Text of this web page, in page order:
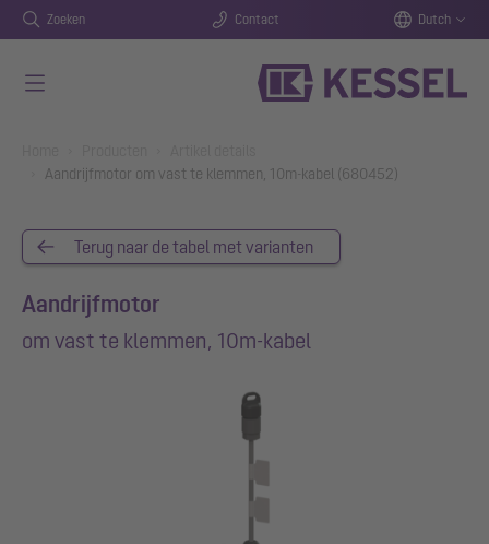
Zoeken Contact Dutch
Aandrijfmotor om vast te klemmen, 10m-kabel (680452)
Terug naar de tabel met varianten
Aandrijfmotor
om vast te klemmen, 10m-kabel